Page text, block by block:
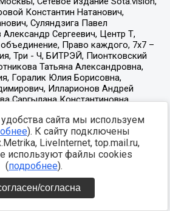
сайта мы используем
). К сайту подключены
LiveInternet, top.mail.ru,
используют файлы cookies
(подробнее).
согласна